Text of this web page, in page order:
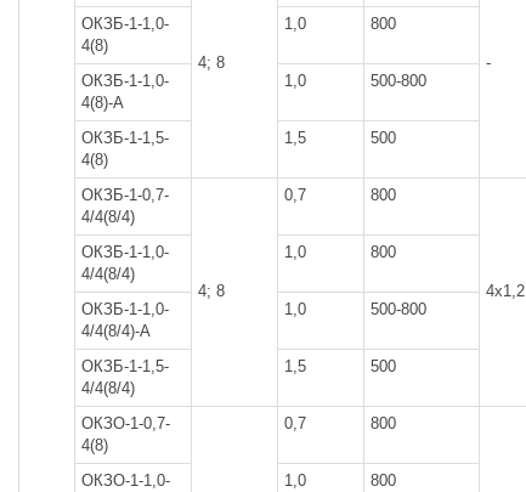
4; 8 -
ОКЗБ-1-1,0-
4(8)
1,0 800
ОКЗБ-1-1,0-
4(8)-А
1,0 500-800
ОКЗБ-1-1,5-
4(8)
1,5 500
ОКЗБ-1-0,7-
4/4(8/4)
4; 8
0,7 800
4x1,2
ОКЗБ-1-1,0-
4/4(8/4)
1,0 800
ОКЗБ-1-1,0-
4/4(8/4)-А
1,0 500-800
ОКЗБ-1-1,5-
4/4(8/4)
1,5 500
ОКЗО-1-0,7-
4(8)
0,7 800
ОКЗО-1-1,0-
1,0 800